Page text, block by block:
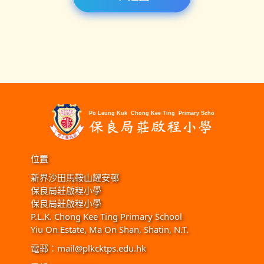
位置
新界沙田馬鞍山耀安邨
保良局莊啟程小學
保良局莊啟程小學
P.L.K. Chong Kee Ting Primary School
Yiu On Estate, Ma On Shan, Shatin, N.T.
電郵： mail@plkcktps.edu.hk